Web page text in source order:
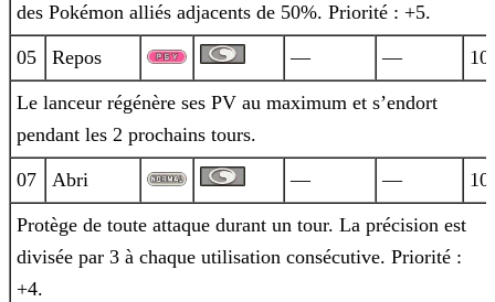
des Pokémon alliés adjacents de 50%. Priorité : +5.
05 Repos — — 10
Le lanceur régénère ses PV au maximum et s’endort
pendant les 2 prochains tours.
07 Abri — — 10
Protège de toute attaque durant un tour. La précision est
divisée par 3 à chaque utilisation consécutive. Priorité :
+4.